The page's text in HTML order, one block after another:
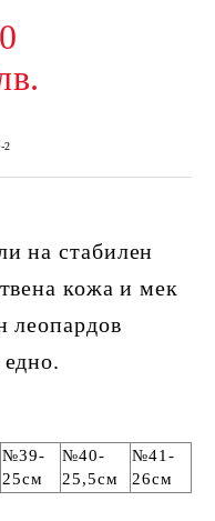
2
на стабилен
кожа и мек
леопардов
№39-
25см
№40-
25,5см
№41-
26см